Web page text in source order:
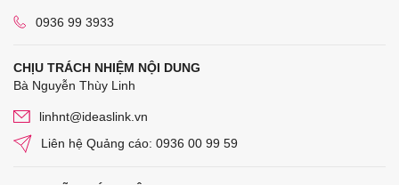
0936 99 3933
CHỊU TRÁCH NHIỆM NỘI DUNG
Bà Nguyễn Thùy Linh
linhnt@ideaslink.vn
Liên hệ Quảng cáo: 0936 00 99 59